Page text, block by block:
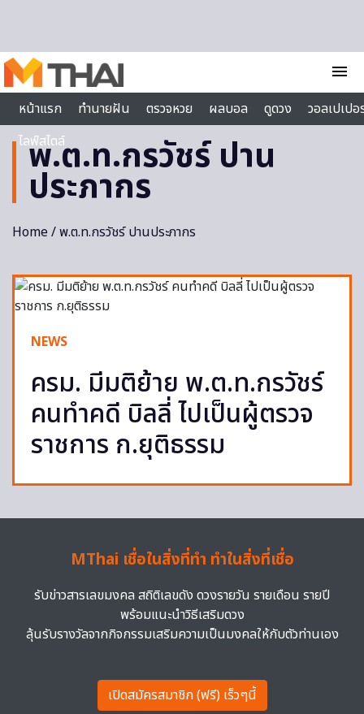
menu
หน้าแรก
ทำนายฝัน ตรวจหวย ผลบอล ดูดวง
วอลเปเป
ไลฟ์สไตล์
พ.ต.ท.กรวัชร์ ปาน
ประภากร
Home/ พ.ต.ท.กรวัชร์ ปานประภากร
NEWS
ครม. มีมติย้าย พ.ต.ท.กรวัชร์
คนทำคดี บิลลี่ ไปเป็นผู้ตรวจ
ราชการ ก.ยุติธรรม
MThai เชื่อในสิ่งที่ทำ ทำในสิ่งที่เชื่อ
รับข่าวสารเลขมงคล สถิติเลขดัง ดวงรายวัน รายเดือน รายปี
พร้อมแนะนำวิธีเสริมดวง
ลุ้นรับรางวัลจากกิจกรรมเสริมความเป็นมงคลให้กับตัวท่านเอง
เปิดสมัครสมาชิก (ฟรี) เร็วๆนี้